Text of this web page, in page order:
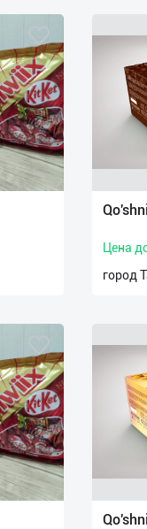
Цена
город